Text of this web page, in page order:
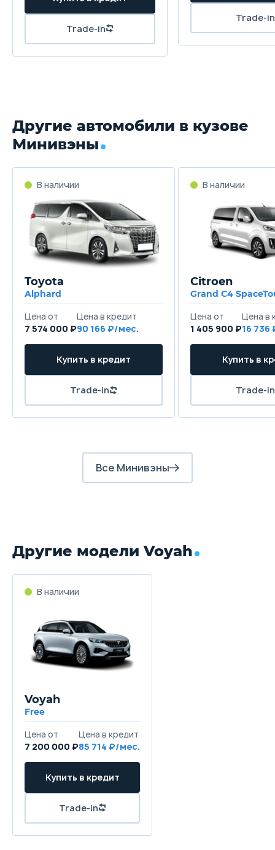
Другие автомобили в кузове
Минивэны
Toyota
Alphard
7 574 000 ₽90 166
Citroen
Grand C4
1 405 900 ₽16 736
Все Минивэны
Другие модели Voyah
Voyah
Free
7 200 000 ₽85 714